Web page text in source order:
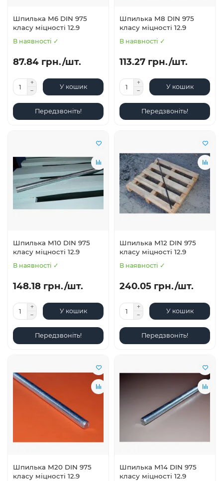
Шпилька М6 DIN 975
класу міцності 12.9
В наявності ✓
87.84 грн./шт.
У кошик
Передзвоніть!
Шпилька М8 DIN 975
класу міцності 12.9
В наявності ✓
113.27 грн./шт.
У кошик
Передзвоніть!
Шпилька М10 DIN 975
класу міцності 12.9
В наявності ✓
148.18 грн./шт.
У кошик
Передзвоніть!
Шпилька М12 DIN 975
класу міцності 12.9
В наявності ✓
240.05 грн./шт.
У кошик
Передзвоніть!
Шпилька М20 DIN 975
класу міцності 12.9
Шпилька М14 DIN 975
класу міцності 12.9